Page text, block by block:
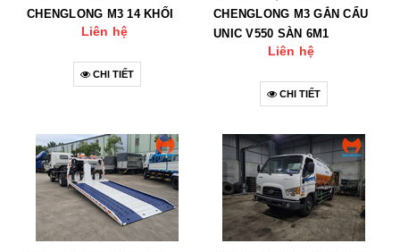
CHENGLONG M3 14 KHỐI
Liên hệ
CHI TIẾT
CHENGLONG M3 GẮN CẨU
UNIC V550 SÀN 6M1
Liên hệ
CHI TIẾT